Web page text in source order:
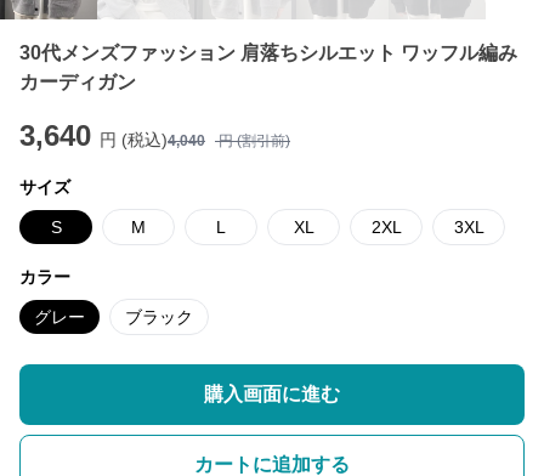
30代メンズファッション 肩落ちシルエット ワッフル編み
カーディガン
3,640 円 (税込)4,040 円 (割引前)
サイズ
S M L XL 2XL 3XL
カラー
グレー ブラック
購入画面に進む
カートに追加する